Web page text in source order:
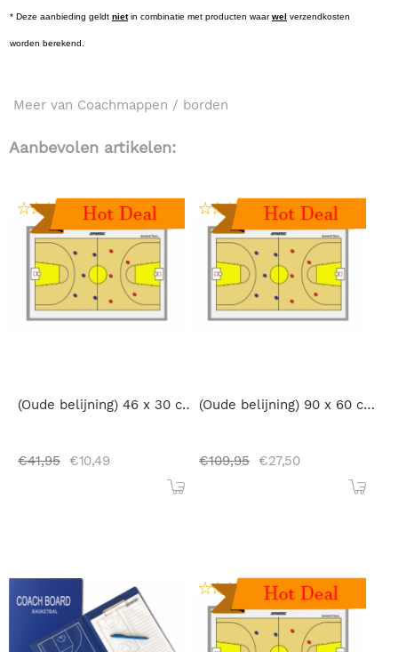
* Deze aanbieding geldt nietin combinatie met producten waarwel verzendkosten
worden berekend.
Meer van Coachmappen / borden
Aanbevolen artikelen:
(Oude belijning) 46 x 30 cm - Magnetisch coachbord basketbal
€41,95 €10,49
(Oude belijning) 90 x 60 cm - Magnetisch coachbord basketbal
€109,95 €27,50